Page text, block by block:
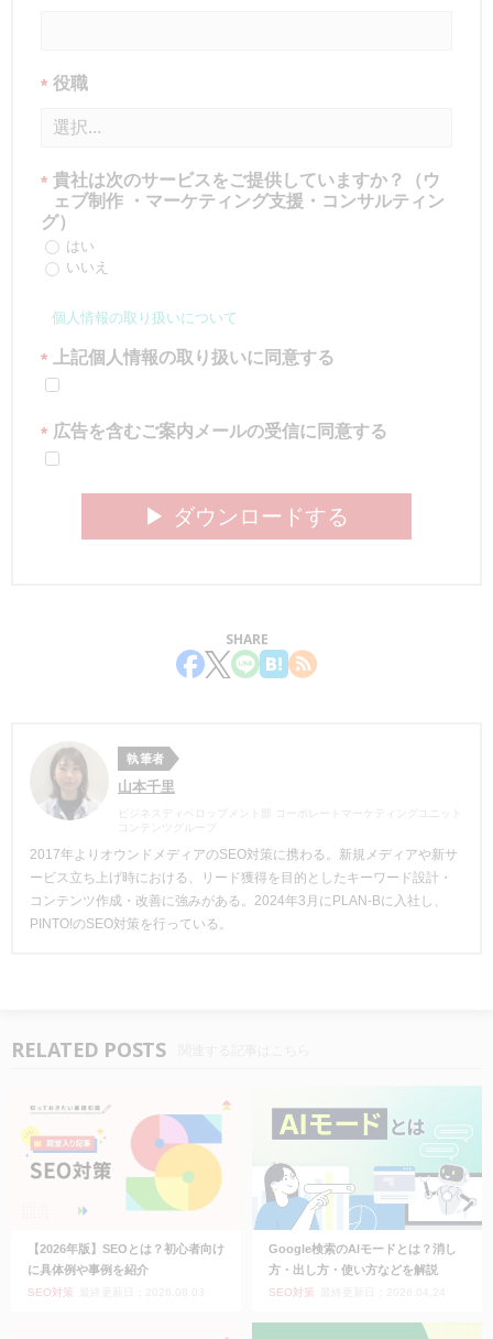
* 役職
* 貴社は次のサービスをご提供していますか？（ウ
ェブ制作 ・マーケティング支援・コンサルティン
グ）
はい
いいえ
個人情報の取り扱いについて
* 上記個人情報の取り扱いに同意する
* 広告を含むご案内メールの受信に同意する
▶︎ ダウンロードする
SHARE
執筆者
山本千里
ビジネスディベロップメント部 コーポレートマーケティングユニット
コンテンツグループ
2017年よりオウンドメディアのSEO対策に携わる。新規メディアや新サ
ービス立ち上げ時における、リード獲得を目的としたキーワード設計・
コンテンツ作成・改善に強みがある 。 2024年3月にPLAN-Bに入社し、
PINTO!のSEO対策を行っている。
RELATED POSTS
【2026年版】SEOとは？初心者向け
に具体例や事例を紹介
SEO対策
Google検索のAIモードとは？消し
方・出し方・使い方などを解説
SEO対策